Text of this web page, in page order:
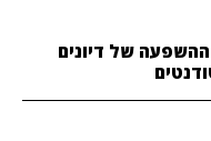
של דיונים